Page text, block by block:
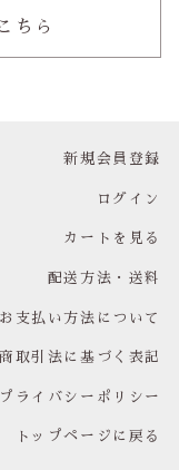
ちら
新規会員登録
ログイン
カートを見る
配送方法・送料
お支払い方法について
取引法に基づく表記
プライバシーポリシー
トップページに戻る